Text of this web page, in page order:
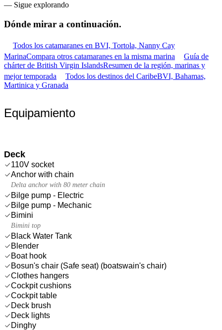
— Sigue explorando
Dónde mirar a continuación.
Todos los catamaranes en BVI, Tortola, Nanny Cay
MarinaCompara otros catamaranes en la misma marina
Guía de
chárter de British Virgin IslandsResumen de la región, marinas y
mejor temporada
Todos los destinos del CaribeBVI, Bahamas,
Martinica y Granada
Equipamiento
Deck
110V socket
Anchor with chain
Delta anchor with 80 meter chain
Bilge pump - Electric
Bilge pump - Mechanic
Bimini
Bimini top
Black Water Tank
Blender
Boat hook
Bosun's chair (Safe seat) (boatswain's chair)
Clothes hangers
Cockpit cushions
Cockpit table
Deck brush
Deck lights
Dinghy